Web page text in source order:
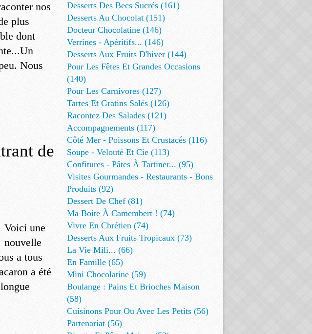
nos
plus
dont
Nous
de
Voici une
nouvelle
a tous
a été
Desserts Des Becs Sucrés (161)
Desserts Au Chocolat (151)
Docteur Chocolatine (146)
Verrines - Apéritifs... (146)
Desserts Aux Fruits D'hiver (144)
Pour Les Fêtes Et Grandes Occasions
(140)
Pour Les Carnivores (127)
Tartes Et Gratins Salés (126)
Racontez Des Salades (121)
Accompagnements (117)
Côté Mer - Poissons Et Crustacés (116)
Soupe - Velouté Et Cie (113)
Confitures - Pâtes À Tartiner... (95)
Visites Gourmandes - Restaurants - Bons
Produits (92)
Dessert De Chef (81)
Ma Boite À Camembert ! (74)
Vivre En Chrétien (74)
Desserts Aux Fruits Tropicaux (73)
La Vie Mili... (66)
En Famille (65)
Mini Chocolatine (59)
Boulange : Pains Et Brioches Maison
(58)
Cuisinons Pour Ou Avec Les Petits (56)
Partenariat (56)